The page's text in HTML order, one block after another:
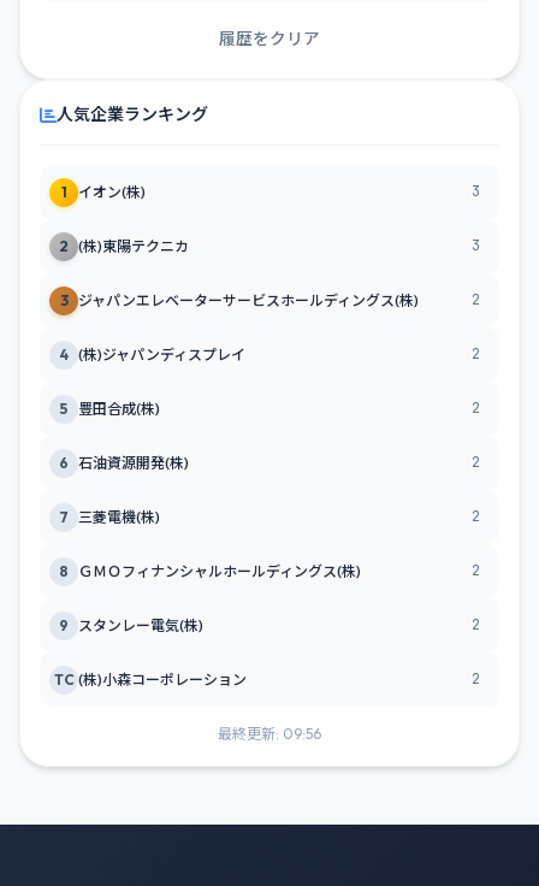
履歴をクリア
人気企業ランキング
1 イオン(株) 3
2 (株)東陽テクニカ 3
3 ジャパンエレベーターサービスホールディングス(株) 2
4 (株)ジャパンディスプレイ 2
5 豊田合成(株) 2
6 石油資源開発(株) 2
7 三菱電機(株) 2
8 ＧＭＯフィナンシャルホールディングス(株) 2
9 スタンレー電気(株) 2
TC (株)小森コーポレーション 2
最終更新: 09:56